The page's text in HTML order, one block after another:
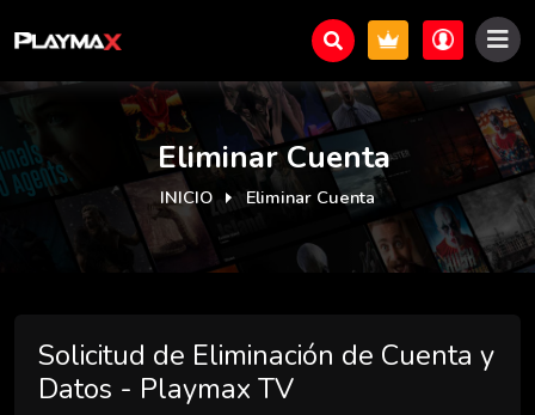
Eliminar Cuenta
INICIO Eliminar Cuenta
Solicitud de Eliminación de Cuenta y
Datos - Playmax TV